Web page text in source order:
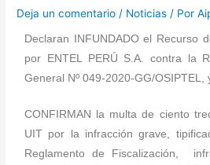
Deja un comentario / Noticias / Por
Declaran INFUNDADO el Recurso
por ENTEL PERÚ S.A. contra la
General Nº 049-2020-GG/OSIPTEL,
CONFIRMAN la multa de ciento
UIT por la infracción grave,
Reglamento de Fiscalización,